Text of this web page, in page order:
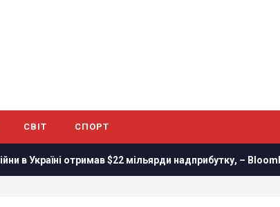
СВІТ СПОРТ
$22 мільярди надприбутку, – Bloomberg Трамп